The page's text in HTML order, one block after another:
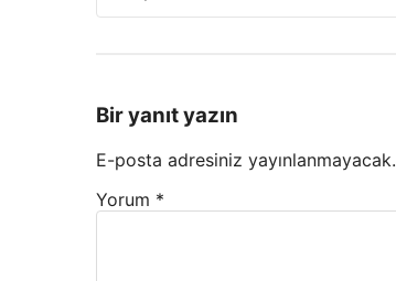
Bir yanıt yazın
E-posta adresiniz yayınlanmayacak.
Yorum *